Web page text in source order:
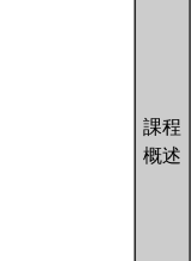
課程
概述